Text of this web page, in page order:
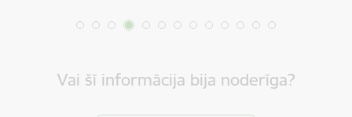
Vai šī informācija bija noderīga?